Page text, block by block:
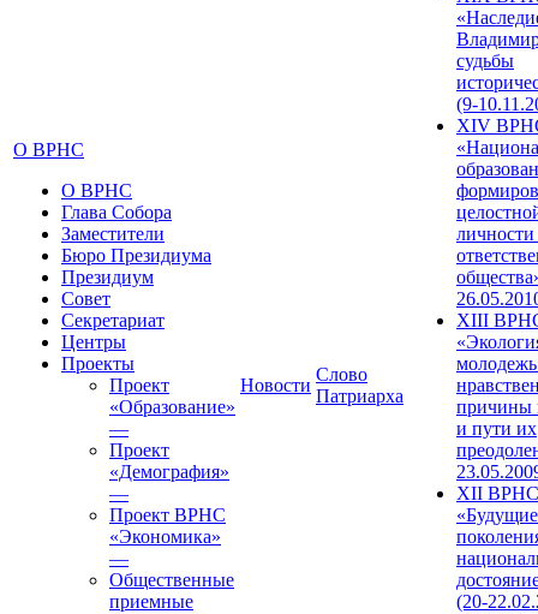
О ВРНС
О ВРНС
Глава Собора
Заместители
Бюро Президиума
Президиум
Совет
Секретариат
Центры
Проекты
Проект
«Образование»
—
Проект
«Демография»
—
Проект ВРНС
«Экономика»
—
Общественные
приемные
Новости
Слово
Патриарха
судьбы
(9-
XIV
XIII
причины
и пути их
XII ВРНС
«Будущие
(20-